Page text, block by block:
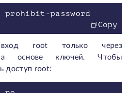
prohibit-password
Copy
root только через
основе ключей. Чтобы
доступ root: